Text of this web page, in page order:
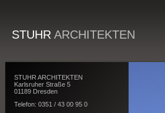
STUHR ARCHITEKTEN
STUHR ARCHITEKTEN
Karlsruher Straße 5
01189 Dresden
Telefon: 0351 / 43 00 95 0